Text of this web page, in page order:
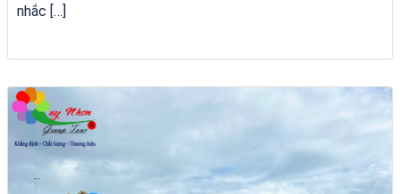
nhắc […]